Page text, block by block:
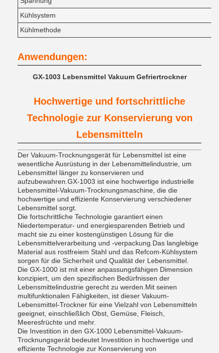
Kühlsystem
Kühlmethode
Anwendungen:
GX-1003 Lebensmittel Vakuum Gefriertrockner
Hochwertige und fortschrittliche
Technologie zur Konservierung von
Lebensmitteln
Der Vakuum-Trocknungsgerät für Lebensmittel ist eine
wesentliche Ausrüstung in der Lebensmittelindustrie, um
Lebensmittel länger zu konservieren und
aufzubewahren.GX-1003 ist eine hochwertige industrielle
Lebensmittel-Vakuum-Trocknungsmaschine, die die
hochwertige und effiziente Konservierung verschiedener
Lebensmittel sorgt.
Die fortschrittliche Technologie garantiert einen
Niedertemperatur- und energiesparenden Betrieb und
macht sie zu einer kostengünstigen Lösung für die
Lebensmittelverarbeitung und -verpackung.Das langlebige
Material aus rostfreiem Stahl und das Refcom-Kühlsystem
sorgen für die Sicherheit und Qualität der Lebensmittel.
Die GX-1000 ist mit einer anpassungsfähigen Dimension
konzipiert, um den spezifischen Bedürfnissen der
Lebensmittelindustrie gerecht zu werden.Mit seinen
multifunktionalen Fähigkeiten, ist dieser Vakuum-
Lebensmittel-Trockner für eine Vielzahl von Lebensmitteln
geeignet, einschließlich Obst, Gemüse, Fleisch,
Meeresfrüchte und mehr.
Die Investition in den GX-1000 Lebensmittel-Vakuum-
Trocknungsgerät bedeutet Investition in hochwertige und
effiziente Technologie zur Konservierung von